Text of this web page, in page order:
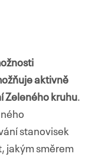
aktivně
Zeleného kruhu.
stanovisek
jakým směrem